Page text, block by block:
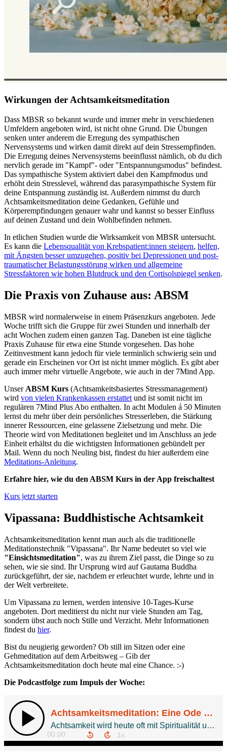
Wirkungen der Achtsamkeitsmeditation
Dass MBSR so bekannt wurde und immer mehr in verschiedenen
Umfeldern angeboten wird, ist nicht ohne Grund. Die Übungen
senken unter anderem die Erregung des sympathischen
Nervensystems und wirken damit direkt auf dein Stressempfinden.
Die Erregung deines Nervensystems beeinflusst nämlich, ob du dich
nervlich gerade im "Kampf"- oder "Entspannungsmodus" befindest.
Das sympathische System aktiviert dabei den Kampfmodus und
erhöht dein Stresslevel, während das parasympathische System für
deine Entspannung zuständig ist. Außerdem nimmst du durch
Achtsamkeitsmeditation deine Gedanken, Gefühle und
Körperempfindungen genauer wahr und kannst so besser Einfluss
auf deinen Zustand und dein Wohlbefinden nehmen.
In etlichen Studien wurde die Wirksamkeit von MBSR untersucht.
Es kann die Lebensqualität von Krebspatient:innen steigern, helfen,
mit Ängsten besser umzugehen, positiv bei Depressionen und post-
traumatischer Belastungsstörung wirken und allgemeine
Stressfaktoren wie hohen Blutdruck und den Cortisolspiegel senken.
Die Praxis von Zuhause aus: ABSM
MBSR wird normalerweise in einem Präsenzkurs angeboten. Jede
Woche trifft sich die Gruppe für zwei Stunden und innerhalb der
acht Wochen zudem einen ganzen Tag. Daneben ist eine tägliche
Praxis Zuhause für etwa eine Stunde vorgesehen. Das hohe
Zeitinvestment kann jedoch für viele terminlich schwierig sein und
gerade ein Erscheinen vor Ort ist nicht immer möglich. Es gibt aber
auch immer mehr virtuelle Angebote, wie auch in der 7Mind App.
Unser ABSM Kurs (Achtsamkeitsbasiertes Stressmanagement)
wird von vielen Krankenkassen erstattet und ist somit nicht im
regulären 7Mind Plus Abo enthalten. In acht Modulen á 50 Minuten
lernst du mehr über dein persönliches Stresserleben, die Stärkung
innerer Ressourcen, eine gelassene Zielsetzung und mehr. Die
Theorie wird von Meditationen begleitet und im Anschluss an jede
Einheit erhältst du die wichtigsten Informationen gebündelt per
Mail. Wenn du noch Neuling bist, findest du hier außerdem eine
Meditations-Anleitung.
Erfahre hier, wie du den ABSM Kurs in der App freischaltest
Kurs jetzt starten
Vipassana: Buddhistische Achtsamkeit
Achtsamkeitsmeditation kennt man auch als die traditionelle
Meditationstechnik "Vipassana". Ihr Name bedeutet so viel wie
"Einsichtsmeditation", was zu ihrem Ziel passt, die Dinge so zu
sehen, wie sie sind. Ihr Ursprung wird auf Gautama Buddha
zurückgeführt, der sie, nachdem er erleuchtet wurde, lehrte und in
der Welt verbreitete.
Um Vipassana zu lernen, werden intensive 10-Tages-Kurse
angeboten. Dort meditierst du nicht nur viele Stunden am Tag,
sondern übst auch noch Stille und Verzicht. Mehr Informationen
findest du hier.
Bist du neugierig geworden? Ob still im Sitzen oder eine
Gehmeditation auf dem Arbeitsweg – Gib der
Achtsamkeitsmeditation doch heute mal eine Chance. :-)
Die Podcastfolge zum Impuls der Woche: